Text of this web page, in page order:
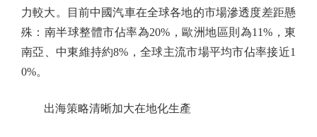
力較大。目前中國汽車在全球各地的市場滲透度差距懸
殊：南半球整體市佔率為20%，歐洲地區則為11%，東
南亞、中東維持約8%，全球主流市場平均市佔率接近1
0%。
出海策略清晰加大在地化生產